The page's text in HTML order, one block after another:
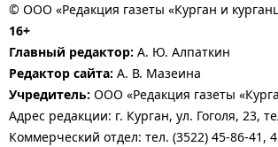
© ООО «Редакция газеты «Курган и
16+
Главный редактор: А. Ю. Алпаткин
Редактор сайта: А. В. Мазеина
Учредитель: ООО «Редакция газеты
Адрес редакции: г. Курган, ул. Гоголя, 23,
Коммерческий отдел: тел. (3522) 45-86-41,